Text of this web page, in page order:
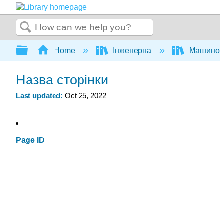
Search
Expand/collapse global hierarchy
Home Інженерна
Назва сторінки
Last updated Oct 25, 2022
Page ID